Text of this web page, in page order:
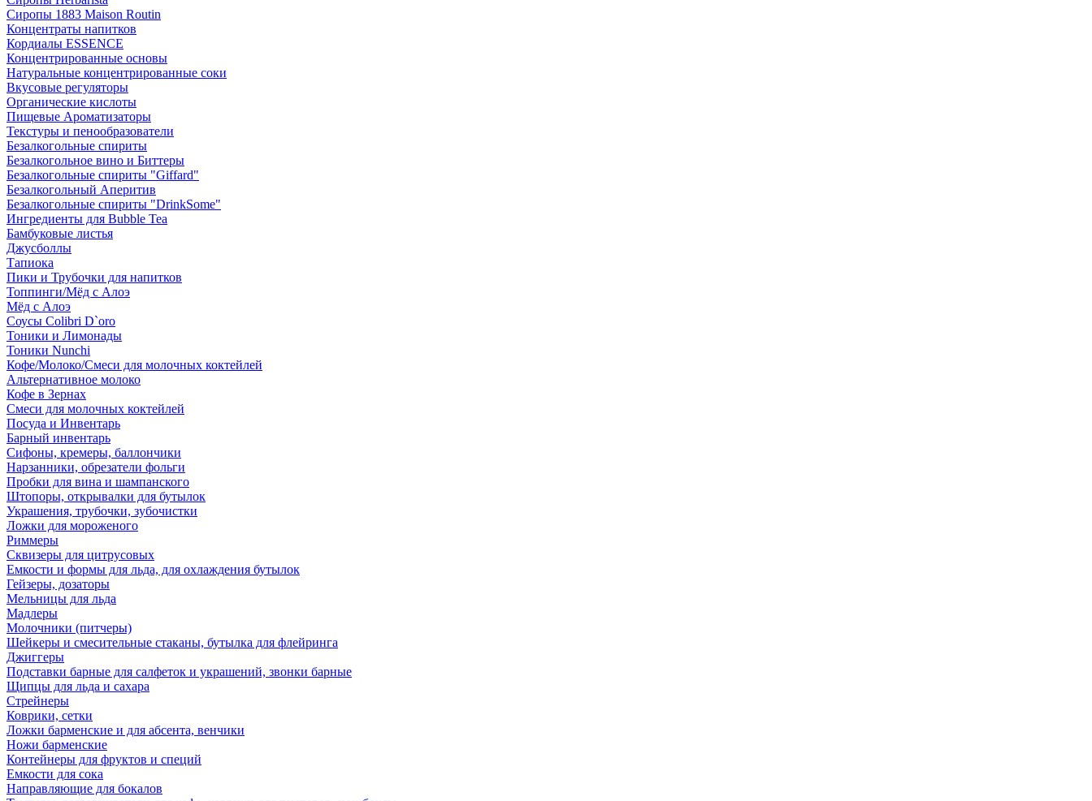
Сиропы 1883 Maison Routin
Концентраты напитков
Кордиалы ESSENCE
Концентрированные основы
Натуральные концентрированные соки
Вкусовые регуляторы
Органические кислоты
Пищевые Ароматизаторы
Текстуры и пенообразователи
Безалкогольные спириты
Безалкогольное вино и Биттеры
Безалкогольные спириты "Giffard"
Безалкогольный Аперитив
Безалкогольные спириты "DrinkSome"
Ингредиенты для Bubble Tea
Бамбуковые листья
Джусболлы
Тапиока
Пики и Трубочки для напитков
Топпинги/Мёд с Алоэ
Мёд с Алоэ
Соусы Colibri D`oro
Тоники и Лимонады
Тоники Nunchi
Кофе/Молоко/Смеси для молочных коктейлей
Альтернативное молоко
Кофе в Зернах
Смеси для молочных коктейлей
Посуда и Инвентарь
Барный инвентарь
Сифоны, кремеры, баллончики
Нарзанники, обрезатели фольги
Пробки для вина и шампанского
Штопоры, открывалки для бутылок
Украшения, трубочки, зубочистки
Ложки для мороженого
Риммеры
Сквизеры для цитрусовых
Емкости и формы для льда, для охлаждения бутылок
Гейзеры, дозаторы
Мельницы для льда
Мадлеры
Молочники (питчеры)
Шейкеры и смесительные стаканы, бутылка для флейринга
Джиггеры
Подставки барные для салфеток и украшений, звонки барные
Щипцы для льда и сахара
Стрейнеры
Коврики, сетки
Ложки барменские и для абсента, венчики
Ножи барменские
Контейнеры для фруктов и специй
Емкости для сока
Направляющие для бокалов